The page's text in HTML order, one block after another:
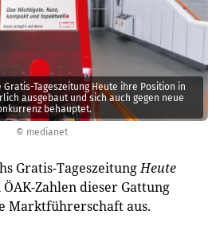
© medianet
Gratis-Tageszeitung Heute ihre Position in
ausgebaut und sich auch gegen neue
behauptet.
Gratis-TageszeitungHeute
Zahlen dieser Gattung
Marktführerschaft aus.